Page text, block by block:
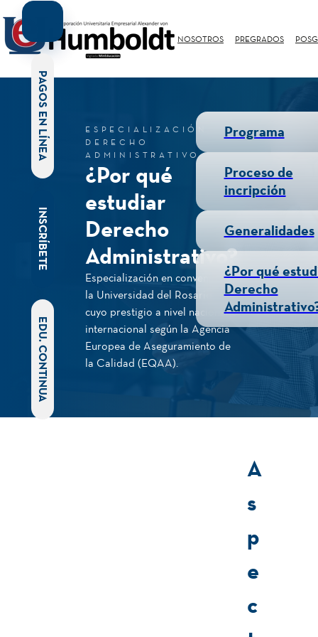
NOSOTROS PREGRADOS
ESPECIALIZACIÓN EN
DERECHO
ADMINISTRATIVO
¿Por qué
estudiar
Derecho
Administrativo?
Especialización en convenio con
la Universidad del Rosario,
cuyo prestigio a nivel nacional e
internacional según la Agencia
Europea de Aseguramiento de
la Calidad (EQAA).
A
s
p
e
c
Programa
Proceso de
incripción
Generalidades
¿Por qué
Derecho
PAGOS EN LÍNEA
INSCRÍBETE
EDU. CONTINUA